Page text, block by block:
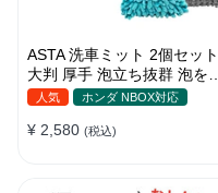
ASTA 洗車ミット 2個セット
大判 厚手 泡立ち抜群 泡をし
っかりキープ 洗車スポンジ
ーブ 傷つきにくい ボディ ガ
人気 ホンダ NBOX対応
¥ 2,580 (税込)